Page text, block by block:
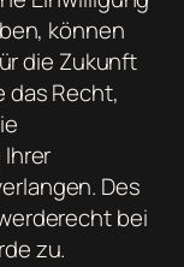
können
die Zukunft
das Recht,
Des
bei
zu.